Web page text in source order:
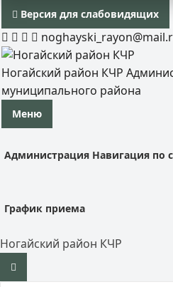
Версия для слабовидящих
Ногайский район КЧР
муниципального района
Меню
Администрация Навигация по
График приема
Ногайский район КЧР